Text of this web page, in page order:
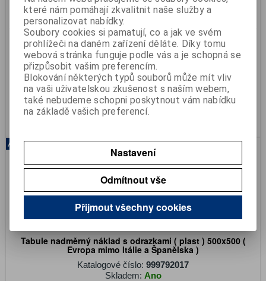
Tabule ADR 300x400mm sklopná
Katalogové číslo:999972005
Skladem:Ano
430 Kč
356 Kč (bez DPH)
Koupit
Akce
Tabule nadměrný náklad s odrazkami ( plast ) 500x500 (
Evropa mimo Itálie a Španělska )
Katalogové číslo: 999792017
Skladem: Ano
které nám pomáhají zkvalitnit naše služby a
personalizovat nabídky.
Soubory cookies si pamatují, co a jak ve svém
prohlížeči na daném zařízení děláte. Díky tomu
webová stránka funguje podle vás a je schopná se
přizpůsobit vašim preferencím.
Blokování některých typů souborů může mít vliv
na vaši uživatelskou zkušenost s naším webem,
také nebudeme schopni poskytnout vám nabídku
na základě vašich preferencí.
Nastavení
Odmítnout vše
Přijmout všechny cookies